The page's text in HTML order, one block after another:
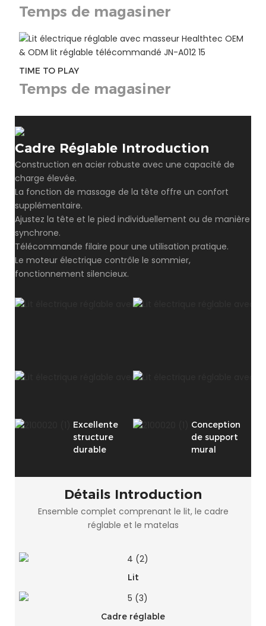
Temps de magasiner
TIME TO PLAY
Temps de magasiner
Cadre Réglable Introduction
Construction en acier robuste avec une capacité de
charge élevée.
La fonction de massage de la tête offre un confort
supplémentaire.
Ajustez la tête et le pied individuellement ou de manière
synchrone.
Télécommande filaire pour une utilisation pratique.
Le moteur électrique contrôle le sommier,
fonctionnement silencieux.
Excellente
structure
durable
Conception
de support
mural
Détails Introduction
Ensemble complet comprenant le lit, le cadre
réglable et le matelas
Lit
Cadre réglable